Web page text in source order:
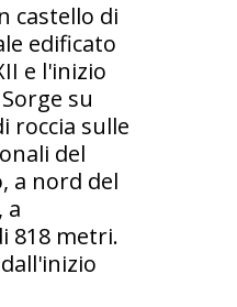
castello di
edificato
e l'inizio
su
roccia sulle
del
a nord del
a
818 metri.